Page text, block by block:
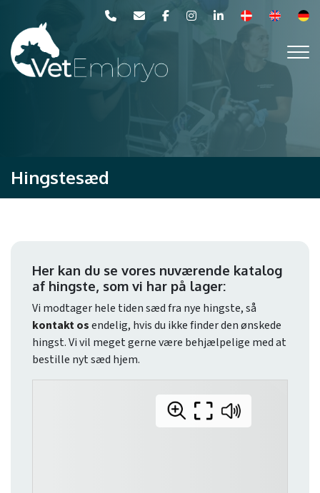
hovedindhold
Hingstesæd
Her kan du se vores nuværende katalog
af hingste, som vi har på lager:
Vi modtager hele tiden sæd fra nye hingste, så
kontakt osendelig, hvis du ikke finder den ønskede
hingst. Vi vil meget gerne være behjælpelige med at
bestille nyt sæd hjem.